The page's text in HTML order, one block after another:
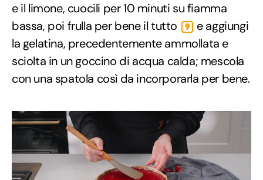
e il limone, cuocili per 10 minuti su fiamma
bassa, poi frulla per bene il tutto
9
e aggiungi
la gelatina, precedentemente ammollata e
sciolta in un goccino di acqua calda; mescola
con una spatola così da incorporarla per bene.